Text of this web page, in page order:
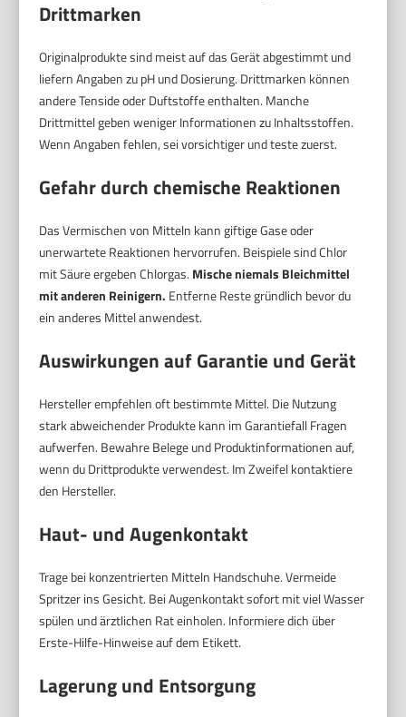
Drittmarken
Originalprodukte sind meist auf das Gerät abgestimmt und
liefern Angaben zu pH und Dosierung. Drittmarken können
andere Tenside oder Duftstoffe enthalten. Manche
Drittmittel geben weniger Informationen zu Inhaltsstoffen.
Wenn Angaben fehlen, sei vorsichtiger und teste zuerst.
Gefahr durch chemische Reaktionen
Das Vermischen von Mitteln kann giftige Gase oder
unerwartete Reaktionen hervorrufen. Beispiele sind Chlor
mit Säure ergeben Chlorgas. Mische niemals Bleichmittel
mit anderen Reinigern. Entferne Reste gründlich bevor du
ein anderes Mittel anwendest.
Auswirkungen auf Garantie und Gerät
Hersteller empfehlen oft bestimmte Mittel. Die Nutzung
stark abweichender Produkte kann im Garantiefall Fragen
aufwerfen. Bewahre Belege und Produktinformationen auf,
wenn du Drittprodukte verwendest. Im Zweifel kontaktiere
den Hersteller.
Haut- und Augenkontakt
Trage bei konzentrierten Mitteln Handschuhe. Vermeide
Spritzer ins Gesicht. Bei Augenkontakt sofort mit viel Wasser
spülen und ärztlichen Rat einholen. Informiere dich über
Erste-Hilfe-Hinweise auf dem Etikett.
Lagerung und Entsorgung